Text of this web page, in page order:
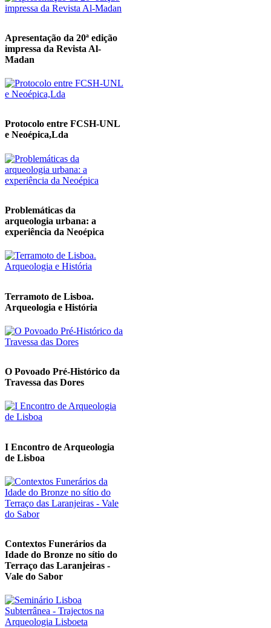
Apresentação da 20ª edição
impressa da Revista Al-
Madan
Protocolo entre FCSH-UNL
e Neoépica,Lda
Problemáticas da
arqueologia urbana: a
experiência da Neoépica
Terramoto de Lisboa.
Arqueologia e História
O Povoado Pré-Histórico da
Travessa das Dores
I Encontro de Arqueologia
de Lisboa
Contextos Funerários da
Idade do Bronze no sítio do
Terraço das Laranjeiras -
Vale do Sabor